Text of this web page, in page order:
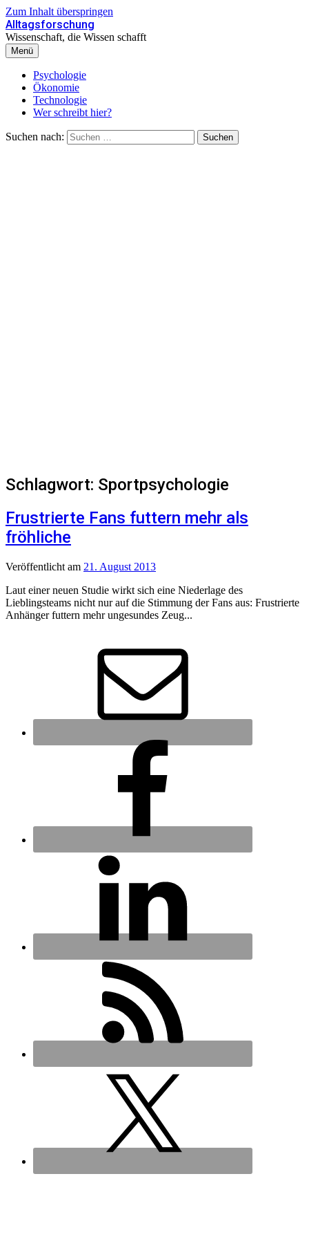
Zum Inhalt überspringen
Alltagsforschung
Wissenschaft, die Wissen schafft
Menü
Psychologie
Ökonomie
Technologie
Wer schreibt hier?
Suchen nach:
Schlagwort: Sportpsychologie
Frustrierte Fans futtern mehr als
fröhliche
Veröffentlicht am 21. August 2013
Laut einer neuen Studie wirkt sich eine Niederlage des
Lieblingsteams nicht nur auf die Stimmung der Fans aus: Frustrierte
Anhänger futtern mehr ungesundes Zeug...